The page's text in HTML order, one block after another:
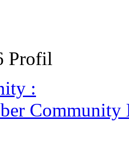
Profil
:
Community